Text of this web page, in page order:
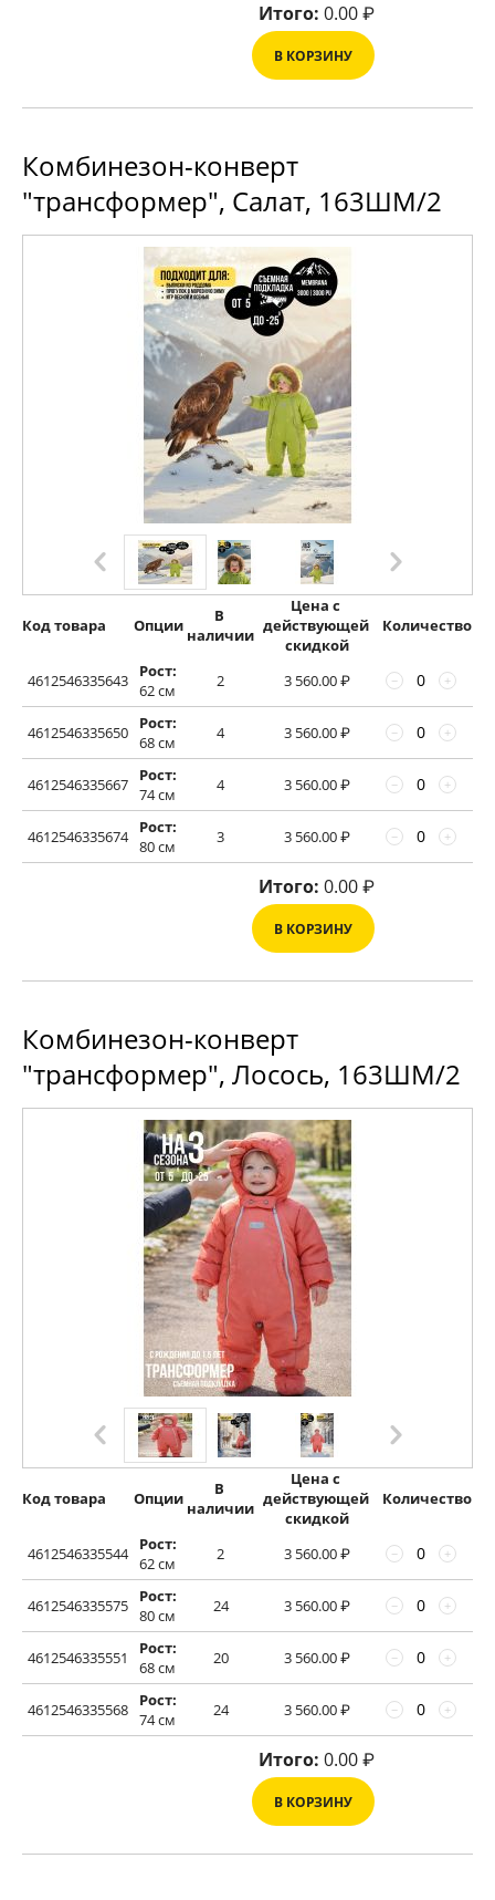
Итого: 0.00₽
В КОРЗИНУ
Комбинезон-конверт
"трансформер", Салат, 163ШМ/2
Код товара Опции
В
наличии
Цена с
действующей
скидкой
Количество
4612546335643
Рост:
62 см
2 3 560.00₽ +
−
4612546335650
Рост:
68 см
4 3 560.00₽ +
−
4612546335667
Рост:
74 см
4 3 560.00₽ +
−
4612546335674
Рост:
80 см
3 3 560.00₽ +
−
Итого: 0.00₽
В КОРЗИНУ
Комбинезон-конверт
"трансформер", Лосось, 163ШМ/2
Код товара Опции
В
наличии
Цена с
действующей
скидкой
Количество
4612546335544
Рост:
62 см
2 3 560.00₽ +
−
4612546335575
Рост:
80 см
24 3 560.00₽ +
−
4612546335551
Рост:
68 см
20 3 560.00₽ +
−
4612546335568
Рост:
74 см
24 3 560.00₽ +
−
Итого: 0.00₽
В КОРЗИНУ